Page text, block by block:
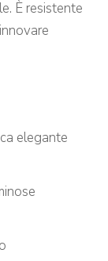
È resistente
elegante